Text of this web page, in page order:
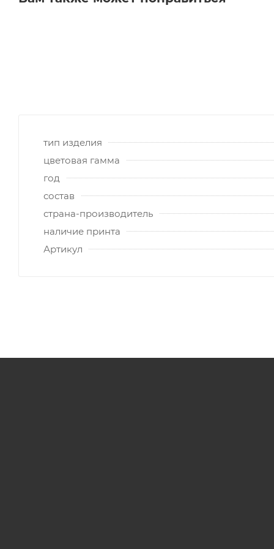
тип изделия
цветовая гамма
год
состав
страна-производитель
наличие принта
Артикул